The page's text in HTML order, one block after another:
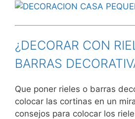
¿DECORAR CON
BARRAS
Que poner rieles o barras
colocar las cortinas en un
consejos para colocar los